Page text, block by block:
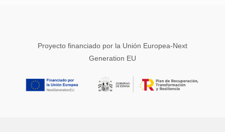
Proyecto financiado por la Unión Europea-Next
Generation EU